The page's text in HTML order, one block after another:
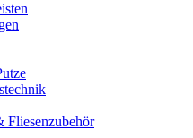
Fliesenzubehör